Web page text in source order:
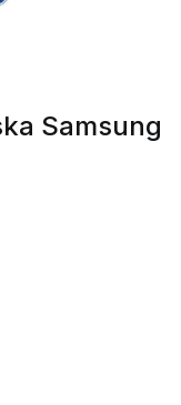
Samsung